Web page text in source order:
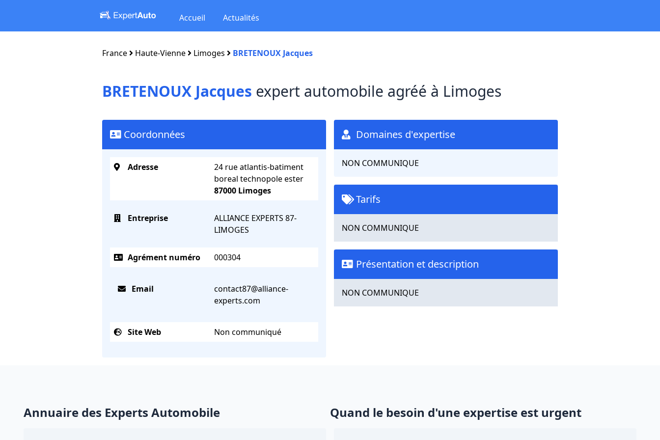
Accueil Actualités
France Haute-Vienne Limoges BRETENOUX Jacques
BRETENOUX Jacques expert automobile agréé à Limoges
Coordonnées
Adresse
24 rue atlantis-batiment
boreal technopole ester
87000 Limoges
Entreprise
ALLIANCE EXPERTS 87-
LIMOGES
Agrément numéro 000304
Email
contact87@alliance-
experts.com
Site Web Non communiqué
Domaines d'expertise
NON COMMUNIQUE
Tarifs
NON COMMUNIQUE
Présentation et description
NON COMMUNIQUE
Annuaire des Experts Automobile Quand le besoin d'une expertise est urgent